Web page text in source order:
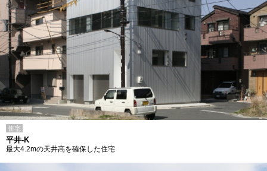
住宅
平井-K
最大4.2mの天井高を確保した住宅